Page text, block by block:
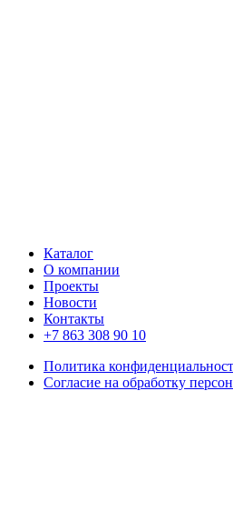
Каталог
О компании
Проекты
Новости
Контакты
+7 863 308 90 10
Политика
Согласие на обработку